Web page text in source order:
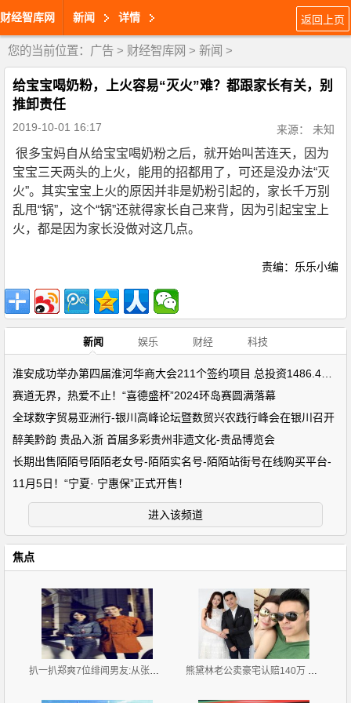
财经智库网 新闻 详情 返回上页
您的当前位置： 广告 > 财经智库网 > 新闻 >
给宝宝喝奶粉，上火容易“灭火”难？都跟家长有关，别
推卸责任
2019-10-01 16:17 来源： 未知
很多宝妈自从给宝宝喝奶粉之后，就开始叫苦连天，因为
宝宝三天两头的上火，能用的招都用了，可还是没办法“灭
火”。其实宝宝上火的原因并非是奶粉引起的，家长千万别
乱甩“锅”，这个“锅”还就得家长自己来背，因为引起宝宝上
火，都是因为家长没做对这几点。
责编：乐乐小编
新闻 娱乐 财经 科技
赛道无界，热爱不止！“喜德盛杯”2024环岛赛圆满落幕
全球数字贸易亚洲行-银川高峰论坛暨数贸兴农践行峰会在银川召开
醉美黔韵 贵品入浙 首届多彩贵州非遗文化-贵品博览会
长期出售陌陌号陌陌老女号-陌陌实名号-陌陌站街号在线购买平台-
11月5日！“宁夏· 宁惠保”正式开售！
进入该频道
焦点
扒一扒郑爽7位绯闻男友:从张翰胡彦斌再到杨洋井柏然 熊黛林老公卖豪宅认赔140万 疑急于与前妻划清界限